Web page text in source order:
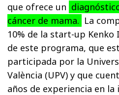
que ofrece un
cáncer de mama. La
10% de la start-up
de este programa, que
participada por la
València (UPV) y que
años de experiencia en la